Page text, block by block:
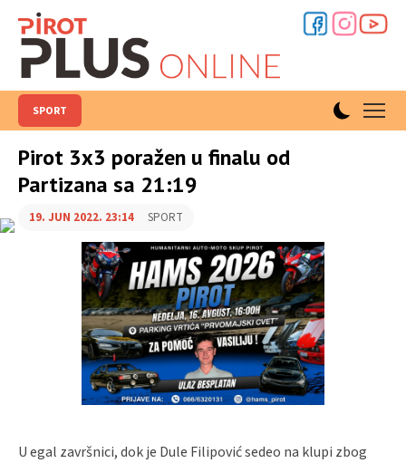
SPORT
Pirot 3x3 poražen u finalu od
Partizana sa 21:19
19. JUN 2022. 23:14 SPORT
U egal završnici, dok je Dule Filipović sedeo na klupi zbog